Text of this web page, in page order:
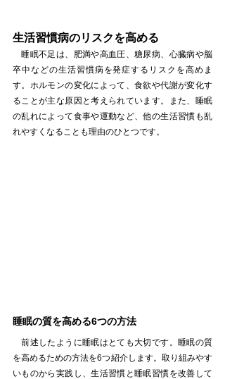
生活習慣病のリスクを高める
睡眠不足は、肥満や高血圧、糖尿病、心臓病や脳
卒中などの生活習慣病を発症するリスクを高めま
す。ホルモンの変化によって、食欲や代謝が変化す
ることが主な原因と考えられています。また、睡眠
の乱れによって食事や運動など、他の生活習慣も乱
れやすくなることも理由のひとつです。
睡眠の質を高める6つの方法
前述したように睡眠はとても大切です。睡眠の質
を高めるための方法を6つ紹介します。取り組みやす
いものから実践し、生活習慣と睡眠習慣を改善して